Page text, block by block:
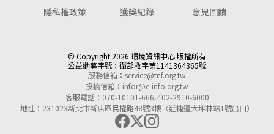
隱私權政策
獲獎紀錄 意見回饋
© Copyright 2026 環境資訊中心 版權所有
公益勸募字號： 衛部救字第1141364365號
服務信箱： service@tnf.org.tw
投稿信箱： infor@e-info.org.tw
客服電話：070-10101-666／02-2910-6000
地址：231023新北市新店區民權路48號3樓（近捷運大坪林站1號出口）